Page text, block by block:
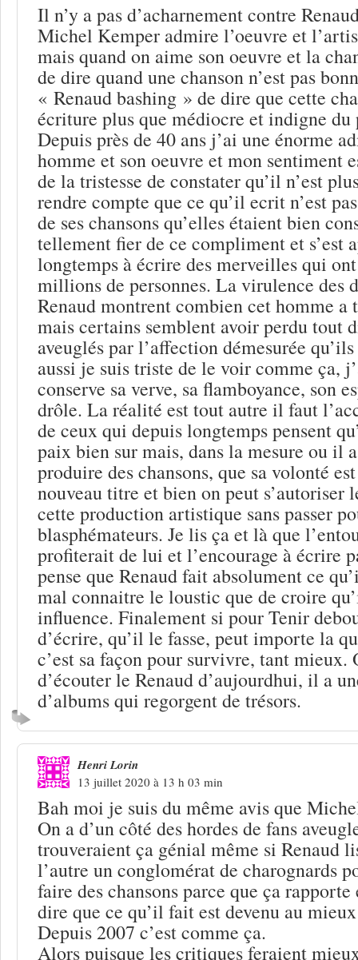
Il n’y a pas d’acharnement contre
Michel Kemper admire l’oeuvre et
mais quand on aime son oeuvre et la
de dire quand une chanson n’est pas
« Renaud bashing » de dire que cette
écriture plus que médiocre et indigne du
Depuis près de 40 ans j’ai une énorme
homme et son oeuvre et mon sentiment
de la tristesse de constater qu’il n’est
rendre compte que ce qu’il ecrit n’est
de ses chansons qu’elles étaient bien
tellement fier de ce compliment et s’est
longtemps à écrire des merveilles qui
millions de personnes. La virulence des
Renaud montrent combien cet homme a
mais certains semblent avoir perdu tout
aveuglés par l’affection démesurée
aussi je suis triste de le voir comme ça,
conserve sa verve, sa flamboyance, son
drôle. La réalité est tout autre il faut
de ceux qui depuis longtemps pensent
paix bien sur mais, dans la mesure ou il
produire des chansons, que sa volonté
nouveau titre et bien on peut
cette production artistique sans passer
blasphémateurs. Je lis ça et là que
profiterait de lui et l’encourage à écrire
pense que Renaud fait absolument ce
mal connaitre le loustic que de croire
influence. Finalement si pour Tenir
d’écrire, qu’il le fasse, peut importe la
c’est sa façon pour survivre, tant mieux.
d’écouter le Renaud d’aujourdhui, il a
d’albums qui regorgent de trésors.
Henri Lorin
13 juillet 2020 à 13 h 03 min
Bah moi je suis du même avis que
On a d’un côté des hordes de fans
trouveraient ça génial même si Renaud
l’autre un conglomérat de charognards
faire des chansons parce que ça
dire que ce qu’il fait est devenu au
Depuis 2007 c’est comme ça.
Alors puisque les critiques feraient